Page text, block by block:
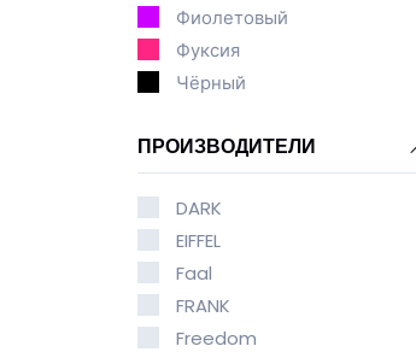
Фиолетовый
Фуксия
Чёрный
ПРОИЗВОДИТЕЛИ
DARK
EIFFEL
Faal
FRANK
Freedom